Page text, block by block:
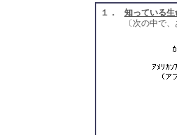
１．
知っている
〔次の中で